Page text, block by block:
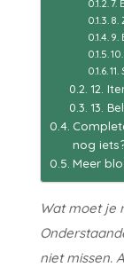
7.
8.
9.
12.
13.
nog
Meer
Wat moet je
niet missen.